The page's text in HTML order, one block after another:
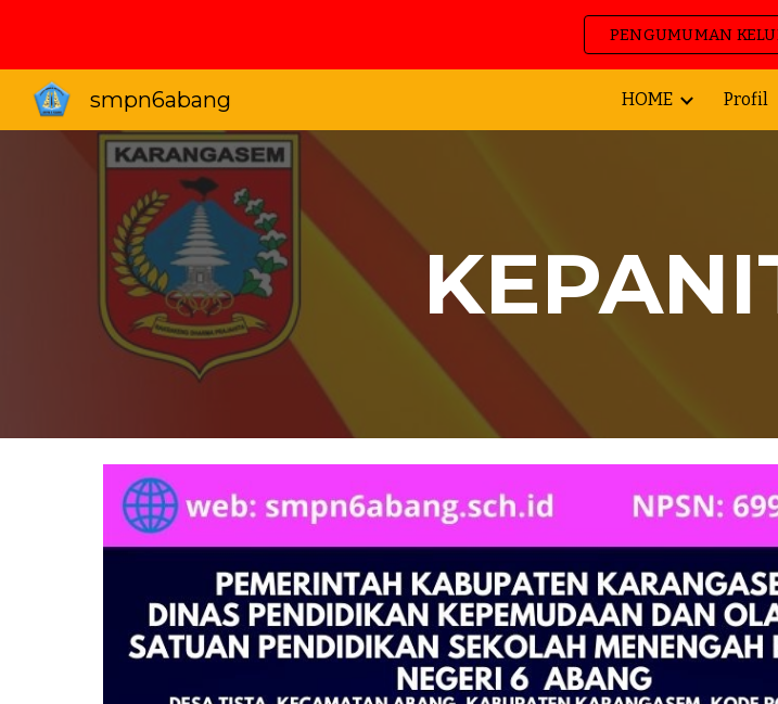
Skip to main contentPENGUMUMAN
smpn6abang HOME Profil